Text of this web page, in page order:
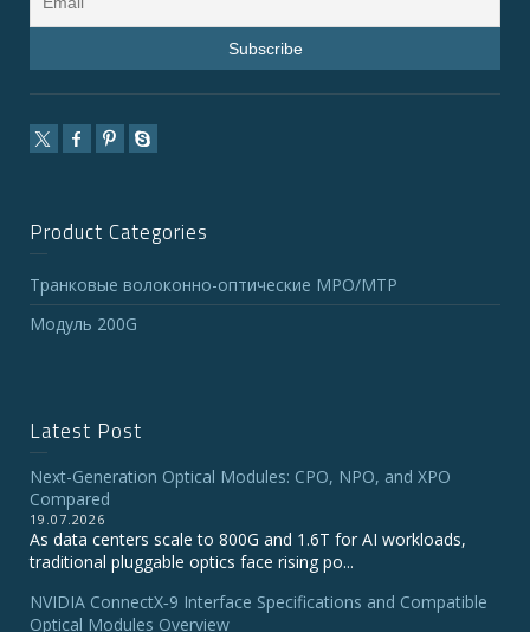
Product Categories
Транковые волоконно-оптические MPO/MTP
Модуль 200G
Latest Post
Next-Generation Optical Modules: CPO, NPO, and XPO
Compared
19.07.2026
As data centers scale to 800G and 1.6T for AI workloads,
traditional pluggable optics face rising po...
NVIDIA ConnectX‑9 Interface Specifications and Compatible
Optical Modules Overview